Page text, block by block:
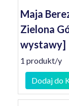
Maja
Zielona
wystawy]
1 produkt/y
Dodaj do